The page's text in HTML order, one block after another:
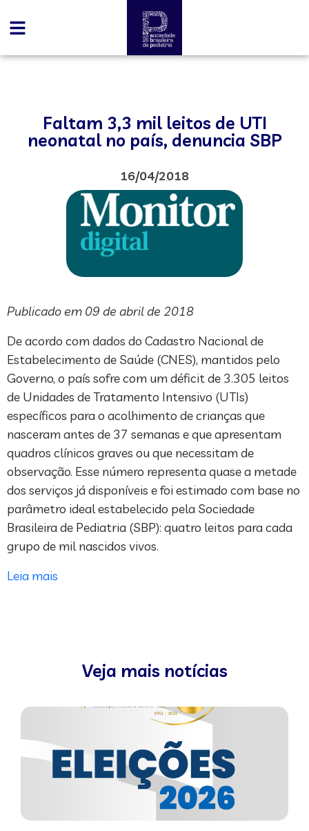
Faltam 3,3 mil leitos de UTI
neonatal no país, denuncia SBP
16/04/2018
Publicado em 09 de abril de 2018
De acordo com dados do Cadastro Nacional de
Estabelecimento de Saúde (CNES), mantidos pelo
Governo, o país sofre com um déficit de 3.305 leitos
de Unidades de Tratamento Intensivo (UTIs)
específicos para o acolhimento de crianças que
nasceram antes de 37 semanas e que apresentam
quadros clínicos graves ou que necessitam de
observação. Esse número representa quase a metade
dos serviços já disponíveis e foi estimado com base no
parâmetro ideal estabelecido pela Sociedade
Brasileira de Pediatria (SBP): quatro leitos para cada
grupo de mil nascidos vivos.
Leia mais
Veja mais notícias